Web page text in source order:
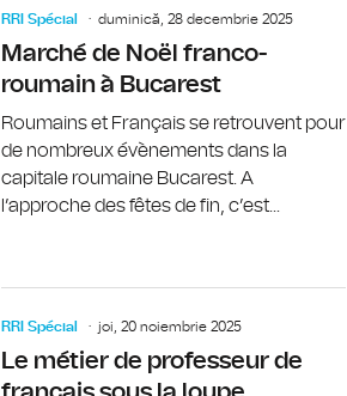
RRI Spécial duminică, 28 decembrie 2025
Marché de Noël franco-
roumain à Bucarest
Roumains et Français se retrouvent pour
de nombreux évènements dans la
capitale roumaine Bucarest. A
l’approche des fêtes de fin, c’est...
RRI Spécial joi, 20 noiembrie 2025
Le métier de professeur de